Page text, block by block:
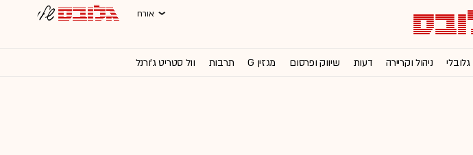
אורח
גלובלי ניהול וקריירה דעות שיווק ופרסום מגזין G תרבות וול סטריט ג'ורנל